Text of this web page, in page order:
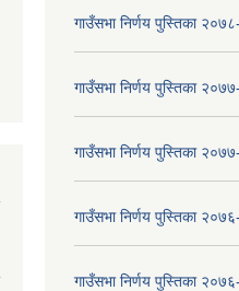
गाउँसभा निर्णय पुस्तिका
गाउँसभा निर्णय पुस्तिका
गाउँसभा निर्णय पुस्तिका
गाउँसभा निर्णय पुस्तिका
गाउँसभा निर्णय पुस्तिका